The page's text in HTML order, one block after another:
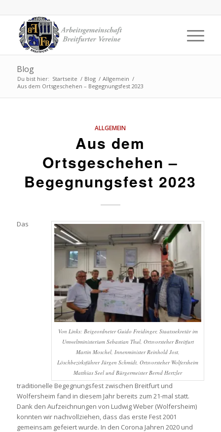
Blog
Du bist hier: Startseite / Blog / Allgemein /
Aus dem Ortsgeschehen – Begegnungsfest 2023
ALLGEMEIN
Aus dem
Ortsgeschehen –
Begegnungsfest 2023
Von Links: Beigeordneter Guido Freidinger, Staatssekretär im
Umweltministerium Sebastian Thul, Ortsvorsteher Breitfurt
Martin Moschel, Innenminister Reinhold Jost,
Löschbezirksführer Jürgen Schmidt, Ortsvorsteher Wolfersheim
Matthias Seel und Bürgermeister Bernd Hertzler
Das
traditionelle Begegnungsfest zwischen Breitfurt und
Wolfersheim fand in diesem Jahr bereits zum 21-mal statt.
Dank den Aufzeichnungen von Ludwig Weber (Wolfersheim)
konnten wir nachvollziehen, dass das erste Fest 2001
gemeinsam gefeiert wurde. In den Corona Jahren 2020 und